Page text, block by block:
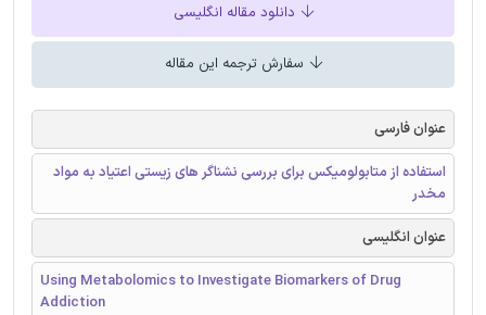
دانلود مقاله انگلیسی
سفارش ترجمه این مقاله
عنوان فارسی
استفاده از متابولومیکس برای بررسی نشناگر های زیستی اعتیاد به مواد
مخدر
عنوان انگلیسی
Using Metabolomics to Investigate Biomarkers of Drug
Addiction